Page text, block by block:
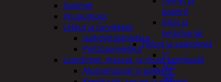
paperit
Viilat ja
teräsharjat
Hylsyt ja vääntimet
1"
1/2"
1/4"
Avaimet
Imupumput
Letkut ja tarvikkeet
Jäähdyttäjänletkut
Polttoaineletkut
Liuottimet, massat, ja muut kemikaalit
Alustamassat ja pakkelit